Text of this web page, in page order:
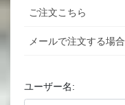
ご注文こちら
メールで注文する場合
ユーザー名: